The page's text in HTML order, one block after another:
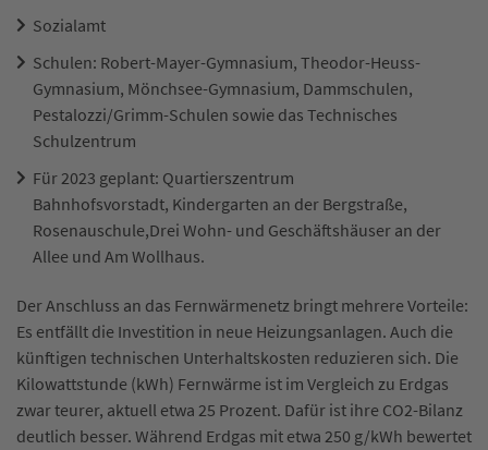
Sozialamt
Schulen: Robert-Mayer-Gymnasium, Theodor-Heuss-
Gymnasium, Mönchsee-Gymnasium, Dammschulen,
Pestalozzi/Grimm-Schulen sowie das Technisches
Schulzentrum
Für 2023 geplant: Quartierszentrum
Bahnhofsvorstadt, Kindergarten an der Bergstraße,
Rosenauschule,Drei Wohn- und Geschäftshäuser an der
Allee und Am Wollhaus.
Der Anschluss an das Fernwärmenetz bringt mehrere Vorteile:
Es entfällt die Investition in neue Heizungsanlagen. Auch die
künftigen technischen Unterhaltskosten reduzieren sich. Die
Kilowattstunde (kWh) Fernwärme ist im Vergleich zu Erdgas
zwar teurer, aktuell etwa 25 Prozent. Dafür ist ihre CO2-Bilanz
deutlich besser. Während Erdgas mit etwa 250 g/kWh bewertet